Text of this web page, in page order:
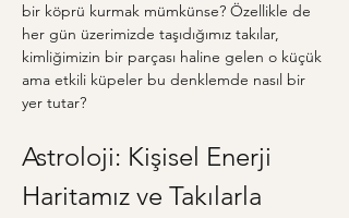
bir köprü kurmak mümkünse? Özellikle de
her gün üzerimizde taşıdığımız takılar,
kimliğimizin bir parçası haline gelen o küçük
ama etkili küpeler bu denklemde nasıl bir
yer tutar?
Astroloji: Kişisel Enerji
Haritamız ve Takılarla